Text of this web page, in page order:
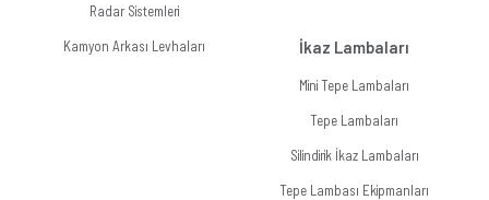
Radar Sistemleri
Kamyon Arkası Levhaları
İkaz Lambaları
Mini Tepe Lambaları
Tepe Lambaları
Silindirik İkaz Lambaları
Tepe Lambası Ekipmanları